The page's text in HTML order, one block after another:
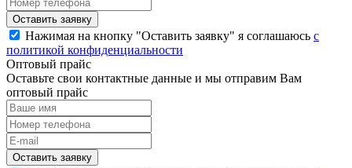
Нажимая на кнопку "Оставить заявку" я соглашаюсь с
политикой конфиденциальности
Оптовый прайс
Оставьте свои контактные данные и мы отправим Вам
оптовый прайс